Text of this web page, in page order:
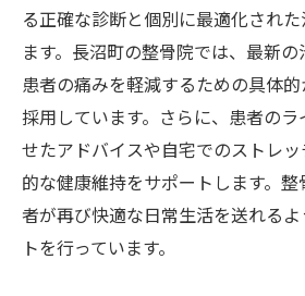
る正確な診断と個別に最適化され
ます。長沼町の整骨院では、最新の
患者の痛みを軽減するための具体
採用しています。さらに、患者の
せたアドバイスや自宅でのストレ
的な健康維持をサポートします。
者が再び快適な日常生活を送れる
トを行っています。